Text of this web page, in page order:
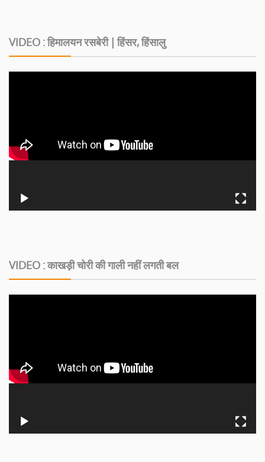
VIDEO : हिमालयन रसबेरी | हिंसर, हिंसालु
VIDEO : काखड़ी चोरी की गाली नहीं लगती बल